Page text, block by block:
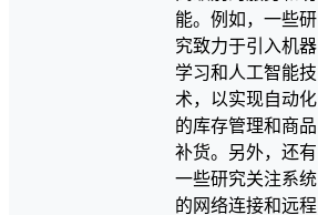
能。例如，一些研
究致力于引入机器
学习和人工智能技
术，以实现自动化
的库存管理和商品
补货。另外，还有
一些研究关注系统
的网络连接和远程